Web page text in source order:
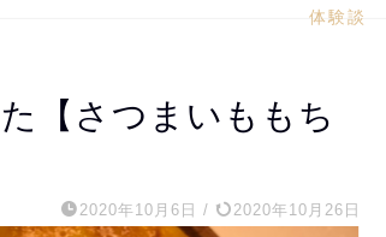
体験談
【さつまいももち
2020年10月6日 / 2020年10月26日